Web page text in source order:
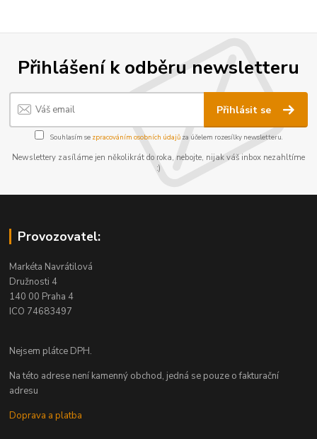
Přihlášení k odběru newsletteru
Přihlásit se
Souhlasím se zpracováním osobních údajůza účelem rozesílky newsletteru.
Newslettery zasíláme jen několikrát do roka, nebojte, nijak váš inbox nezahltíme
:)
Provozovatel:
Markéta Navrátilová
Družnosti 4
140 00 Praha 4
ICO 74683497
Nejsem plátce DPH.
Na této adrese není kamenný obchod, jedná se pouze o fakturační
adresu
Doprava a platba